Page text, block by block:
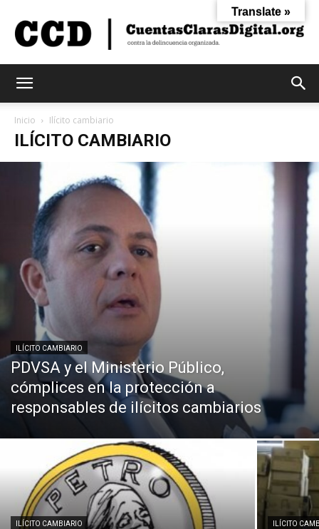
Claras
Inicio Ilícito cambiario
ILÍCITO CAMBIARIO
ILÍCITO CAMBIARIO
PDVSA y el Ministerio Público,
cómplices en la protección a
responsables de ilícitos cambiarios
ILÍCITO CAMBIARIO ILÍCITO
Translate »